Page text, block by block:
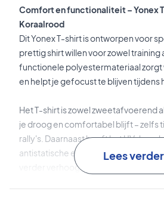
Comfort en functionaliteit – Yonex
Koraalrood
Dit Yonex T-shirt is ontworpen voor
prettig shirt willen voor zowel training
functionele polyestermateriaal
en helpt je gefocust te blijven tijdens
Het T-shirt is zowel zweetafvoerend
je droog en comfortabel blijft – zelfs
rally's. Daarnaast heeft het UV-
antistatische eigenschappen, wat
verder verhoogt.
Lees verder